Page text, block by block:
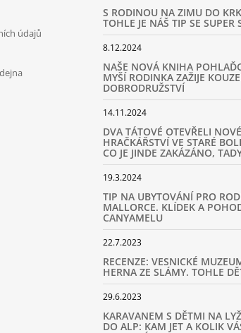
údajů
S RODINOU NA ZIMU DO
TOHLE JE NÁŠ TIP SE SUPER
8.12.2024
NAŠE NOVÁ KNIHA
MYŠÍ RODINKA ZAŽIJE
DOBRODRUŽSTVÍ
14.11.2024
DVA TÁTOVÉ OTEVŘELI NOVÉ
HRAČKÁŘSTVÍ VE STARÉ
CO JE JINDE ZAKÁZÁNO,
19.3.2024
TIP NA UBYTOVÁNÍ PRO
MALLORCE. KLÍDEK A
CANYAMELU
22.7.2023
RECENZE: VESNICKÉ
HERNA ZE SLÁMY. TOHLE
29.6.2023
KARAVANEM S DĚTMI NA
DO ALP: KAM JET A KOLIK